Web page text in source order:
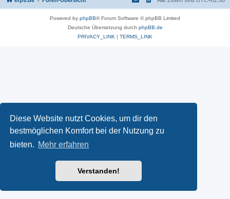
Diese Website nutzt Cookies, um dir den
bestmöglichen Komfort bei der Nutzung zu
bieten. Mehr erfahren
Verstanden!
Powered by phpBB® Forum Software © phpBB Limited
Deutsche Übersetzung durch phpBB.de
PRIVACY_LINK | TERMS_LINK